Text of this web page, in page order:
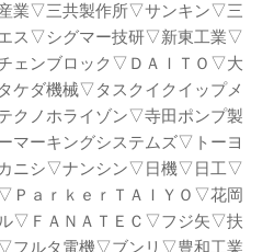
業▽三共製作所▽サンキン▽三
ス▽シグマー技研▽新東工業▽
ェンブロック▽ＤＡＩＴＯ▽大
ダ機械▽タスクイクイップメ
ノホライゾン▽寺田ポンプ製
ーキングシステムズ▽トーヨ
ニシ▽ナンシン▽日機▽日工▽
ＰａｒｋｅｒＴＡＩＹＯ▽花岡
▽ＦＡＮＡＴＥＣ▽フジ矢▽扶
フルタ電機▽ブンリ▽豊和工業